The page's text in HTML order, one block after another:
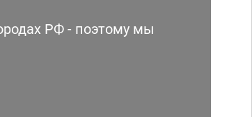
РФ - поэтому мы